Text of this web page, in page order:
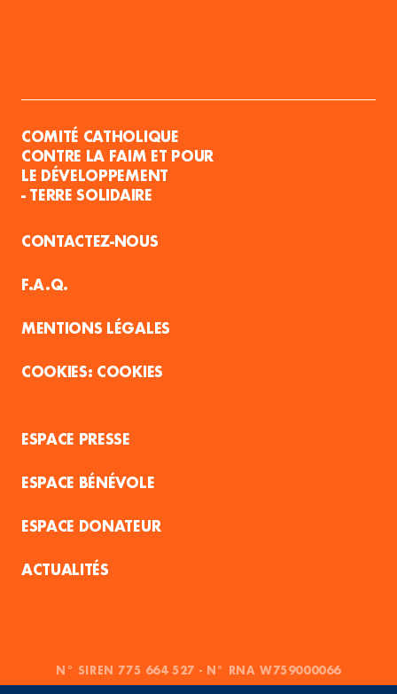
COMITÉ CATHOLIQUE
CONTRE LA FAIM ET POUR
LE DÉVELOPPEMENT
- TERRE SOLIDAIRE
CONTACTEZ-NOUS
F.A.Q.
MENTIONS LÉGALES
COOKIES
ESPACE PRESSE
ESPACE BÉNÉVOLE
ESPACE DONATEUR
ACTUALITÉS
N° SIREN 775 664 527 - N° RNA W759000066